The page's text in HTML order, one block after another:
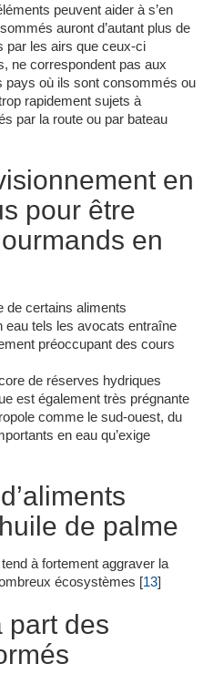
peuvent aider à s’en
auront d’autant plus de
par les airs que ceux-ci
ne correspondent pas aux
pays où ils sont consommés ou
rapidement sujets à
par la route ou par bateau
en
pour être
en
de certains aliments
eau tels les avocats entraîne
préoccupant des cours
de réserves hydriques
est également très prégnante
comme le sud-ouest, du
en eau qu’exige
de palme
à fortement aggraver la
écosystèmes [13]
part des